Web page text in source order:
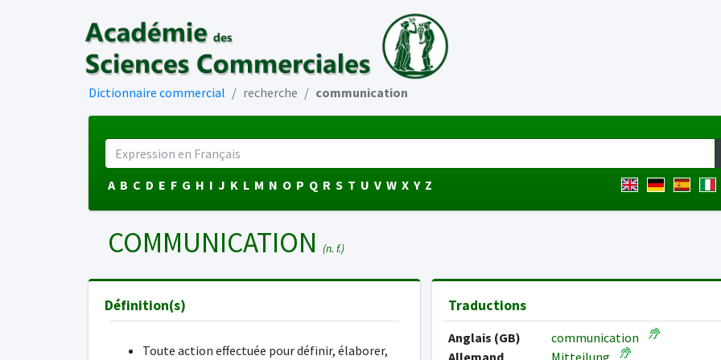
Dictionnaire commercial recherche communication
A B C D E F G H I J K L M N O P Q R S T U V W X Y Z
COMMUNICATION (n. f.)
Définition(s)
Toute action effectuée pour définir, élaborer,
Traductions
Anglais (GB)
communication